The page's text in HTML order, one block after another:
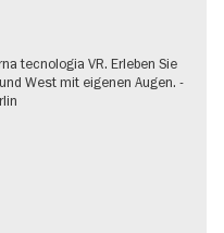
tecnologia VR. Erleben Sie
West mit eigenen Augen. -